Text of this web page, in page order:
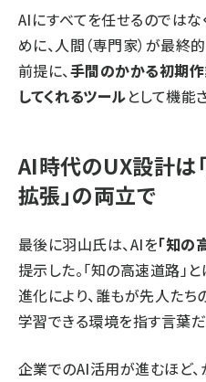
AIにすべてを任せるのではな
めに、人間（専門家）が最終
前提に、手間のかかる初期
してくれるツールとして機能
AI時代のUX設計は
拡張」の両立で
最後に羽山氏は、AIを「知の
提示した。「知の高速道路」
進化により、誰もが先人た
学習できる環境を指す言葉だ
企業でのAI活用が進むほど